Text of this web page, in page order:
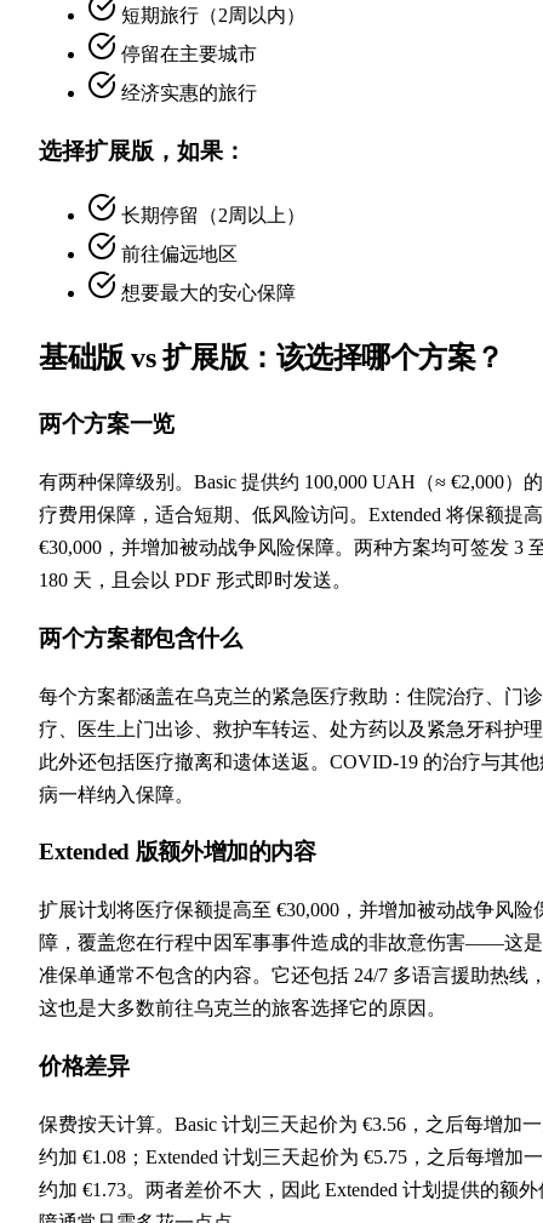
短期旅行（2周以内）
停留在主要城市
经济实惠的旅行
选择扩展版，如果：
长期停留（2周以上）
前往偏远地区
想要最大的安心保障
基础版 vs 扩展版：该选择哪个方案？
两个方案一览
有两种保障级别。Basic 提供约 100,000 UAH（≈ €2,000）
疗费用保障，适合短期、低风险访问。Extended 将保额提
€30,000，并增加被动战争风险保障。两种方案均可签发 3
180 天，且会以 PDF 形式即时发送。
两个方案都包含什么
每个方案都涵盖在乌克兰的紧急医疗救助：住院治疗、门
疗、医生上门出诊、救护车转运、处方药以及紧急牙科护
此外还包括医疗撤离和遗体送返。COVID-19 的治疗与其他
病一样纳入保障。
Extended 版额外增加的内容
扩展计划将医疗保额提高至 €30,000，并增加被动战争风险
障，覆盖您在行程中因军事事件造成的非故意伤害——这
准保单通常不包含的内容。它还包括 24/7 多语言援助热线
这也是大多数前往乌克兰的旅客选择它的原因。
价格差异
保费按天计算。Basic 计划三天起价为 €3.56，之后每增加
约加 €1.08；Extended 计划三天起价为 €5.75，之后每增加
约加 €1.73。两者差价不大，因此 Extended 计划提供的额外